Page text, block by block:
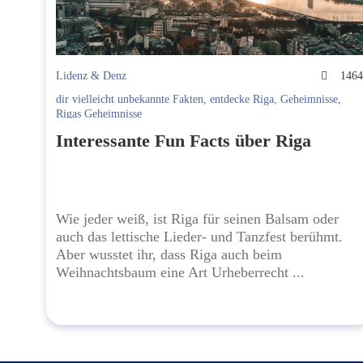
Lidenz & Denz
1464
dir vielleicht unbekannte Fakten, entdecke Riga, Geheimnisse,
Rigas Geheimnisse
Interessante Fun Facts über Riga
Wie jeder weiß, ist Riga für seinen Balsam oder
auch das lettische Lieder- und Tanzfest berühmt.
Aber wusstet ihr, dass Riga auch beim
Weihnachtsbaum eine Art Urheberrecht ...